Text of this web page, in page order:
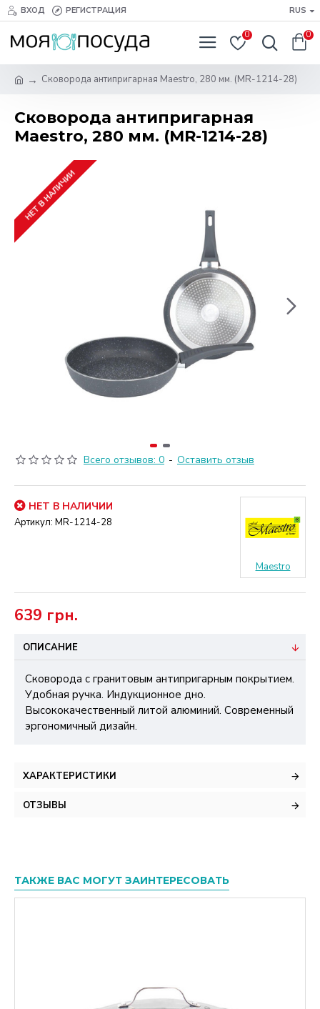
ВХОД РЕГИСТРАЦИЯ RUS
0 0
Сковорода антипригарная Maestro, 280 мм. (MR-1214-28)
Сковорода антипригарная
Maestro, 280 мм. (MR-1214-28)
НЕТ В НАЛИЧИИ
Всего отзывов: 0 - Оставить отзыв
639 грн.
НЕТ В НАЛИЧИИ
Артикул: MR-1214-28
Maestro
ОПИСАНИЕ
Сковорода с гранитовым антипригарным покрытием.
Удобная ручка. Индукционное дно.
Высококачественный литой алюминий. Современный
эргономичный дизайн.
ХАРАКТЕРИСТИКИ
ОТЗЫВЫ
ТАКЖЕ ВАС МОГУТ ЗАИНТЕРЕСОВАТЬ